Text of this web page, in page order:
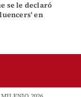
se le declaró
en